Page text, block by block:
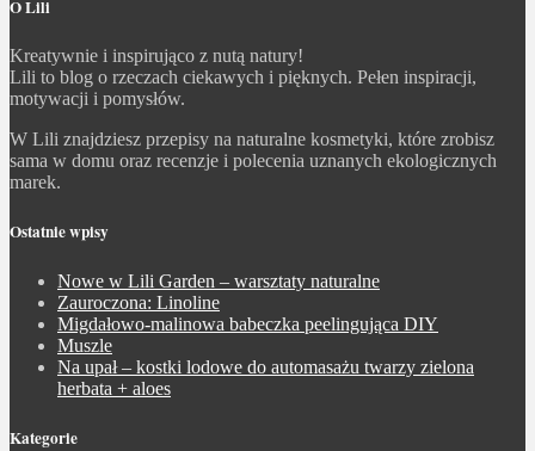
O Lili
Kreatywnie i inspirująco z nutą natury!
Lili to blog o rzeczach ciekawych i pięknych. Pełen inspiracji,
motywacji i pomysłów.
W Lili znajdziesz przepisy na naturalne kosmetyki, które zrobisz
sama w domu oraz recenzje i polecenia uznanych ekologicznych
marek.
Ostatnie wpisy
Nowe w Lili Garden – warsztaty naturalne
Zauroczona: Linoline
Migdałowo-malinowa babeczka peelingująca DIY
Muszle
Na upał – kostki lodowe do automasażu twarzy zielona
herbata + aloes
Kategorie